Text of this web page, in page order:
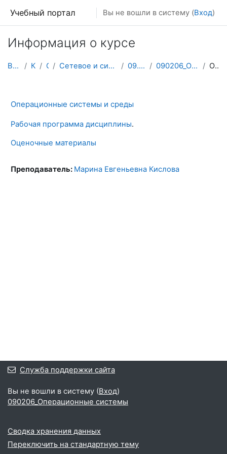
Учебный портал Вы не вошли в систему (Вход)
Информация о курсе
В начало Курсы СПО Сетевое и системное администрирование 09.02.06 2 курс 090206_Операционные системы Описание
Операционные системы и среды
Рабочая программа дисциплины.
Оценочные материалы
Преподаватель: Марина Евгеньевна Кислова
Служба поддержки сайта
Вы не вошли в систему (Вход)
090206_Операционные системы
Сводка хранения данных
Переключить на стандартную тему